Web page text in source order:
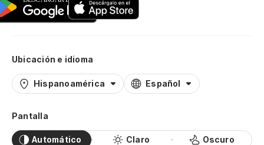
Ubicación e idioma
Hispanoamérica Español
Pantalla
Automático Claro Oscuro